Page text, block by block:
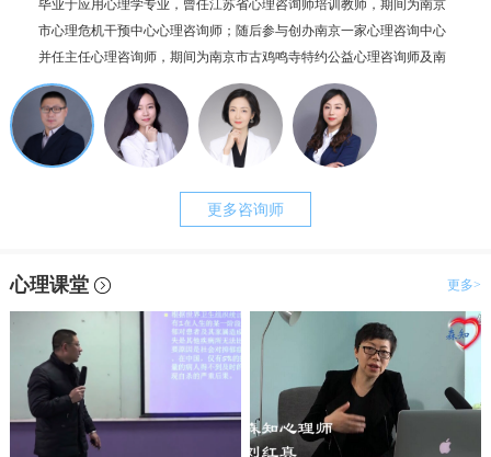
毕业于应用心理学专业，曾任江苏省心理咨询师培训教师，期间为南京
市心理危机干预中心心理咨询师；随后参与创办南京一家心理咨询中心
并任主任心理咨询师，期间为南京市古鸡鸣寺特约公益心理咨询师及南
京市职工心理咨询服务中心副主任。咨询案例过两千例，治疗时长超一
万小时。
更多咨询师
心理课堂 更多>